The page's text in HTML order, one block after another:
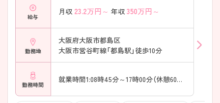
給与
月収 23.2万円～ 年収 350万円～
勤務地
大阪府大阪市都島区
大阪市営谷町線「都島駅」徒歩10分
勤務時間
就業時間1:08時45分～17時00分（休憩60分）